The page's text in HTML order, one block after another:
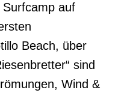
auf
Beach, über
sind
Wind &